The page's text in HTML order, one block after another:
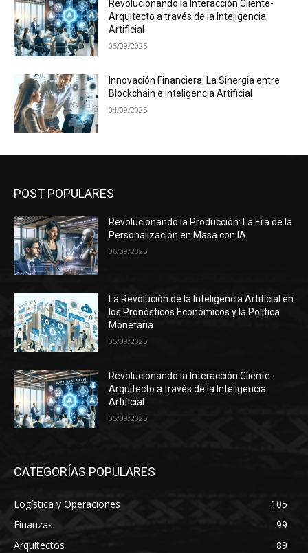
Revolucionando la Interacción Cliente-
Arquitecto a través de la Inteligencia
Artificial
05/09/2025
Innovación Financiera: La Sinergia entre
Blockchain e Inteligencia Artificial
04/09/2025
POST POPULARES
Revolucionando la Producción: La Era de la
Personalización en Masa con IA
06/09/2025
La Revolución de la Inteligencia Artificial en
los Pronósticos Económicos y la Política
Monetaria
05/09/2025
Revolucionando la Interacción Cliente-
Arquitecto a través de la Inteligencia
Artificial
05/09/2025
CATEGORÍAS POPULARES
Logística y Operaciones
105
Finanzas
99
Arquitectos
89